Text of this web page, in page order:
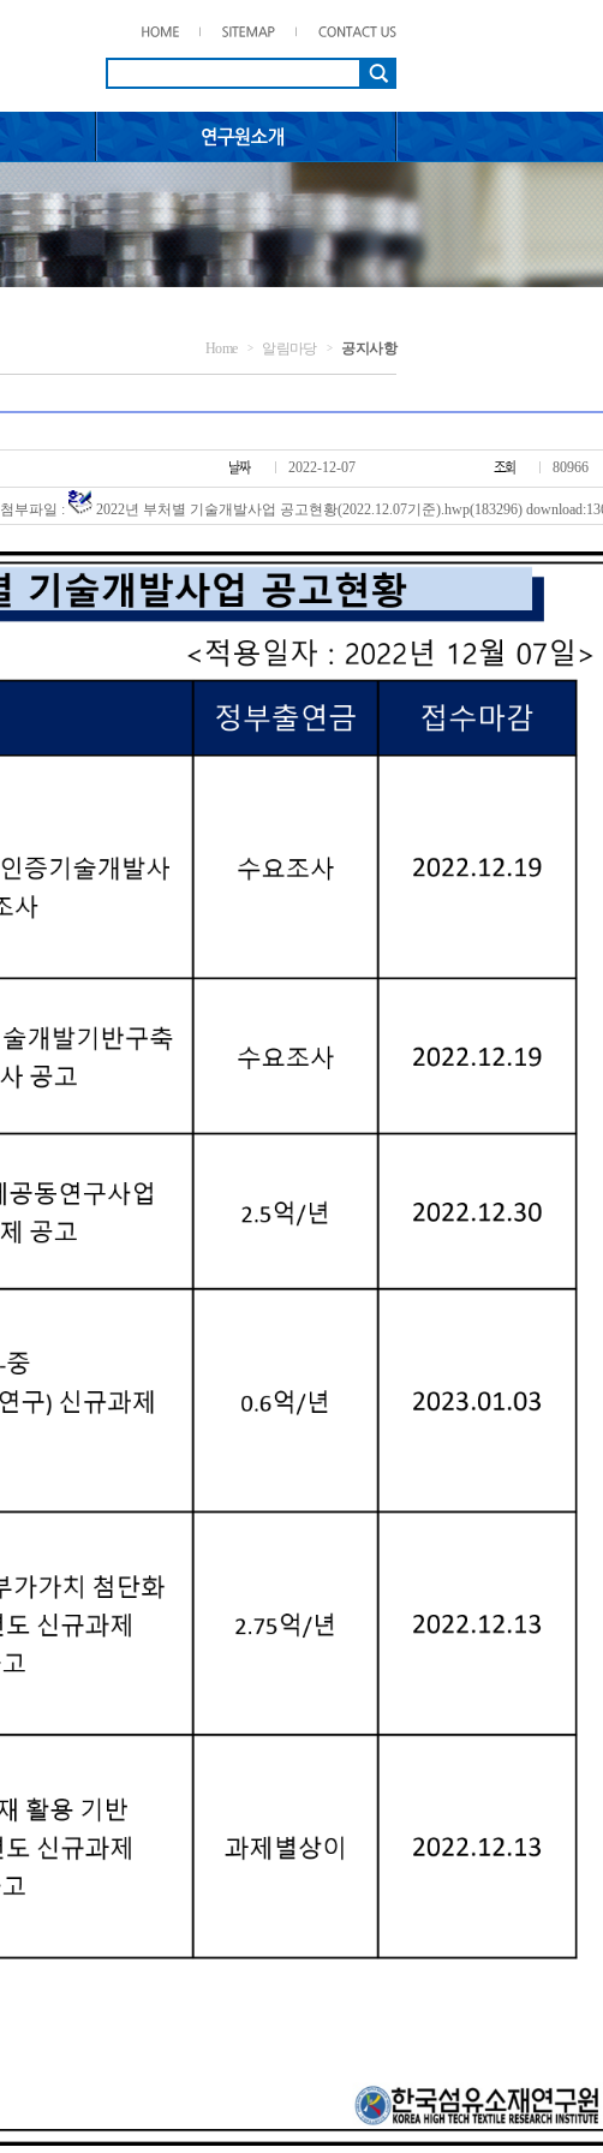
Home > 알림마당 > 공지사항
2022-12-07 80966
첨부파일 : 2022년 부처별 기술개발사업 공고현황(2022.12.07기준).hwp(183296)